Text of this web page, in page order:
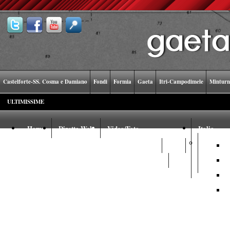
Castelforte-SS. Cosma e Damiano Fondi Formia Gaeta Itri-Campodimele
ULTIMISSIME
Home Diretta Web
Video/Foto
Italia